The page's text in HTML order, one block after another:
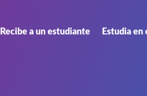
Recibe a un estudiante Estudia en